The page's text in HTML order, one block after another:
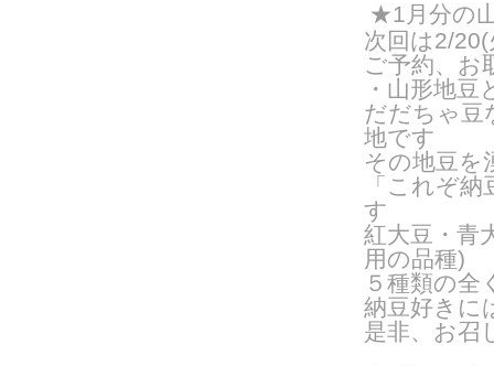
★1月分の
次回は2/
ご予約、 お
・山形地
だだちゃ豆
地です
その地豆を
「これぞ
す
紅大豆・青
用の品種)
５種類の全
納豆好きに
是非、お召